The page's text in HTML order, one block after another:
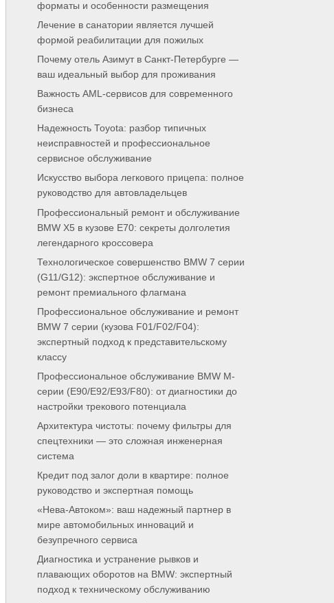
форматы и особенности размещения
Лечение в санатории является лучшей
формой реабилитации для пожилых
Почему отель Азимут в Санкт-Петербурге —
ваш идеальный выбор для проживания
Важность AML-сервисов для современного
бизнеса
Надежность Toyota: разбор типичных
неисправностей и профессиональное
сервисное обслуживание
Искусство выбора легкового прицепа: полное
руководство для автовладельцев
Профессиональный ремонт и обслуживание
BMW X5 в кузове E70: секреты долголетия
легендарного кроссовера
Технологическое совершенство BMW 7 серии
(G11/G12): экспертное обслуживание и
ремонт премиального флагмана
Профессиональное обслуживание и ремонт
BMW 7 серии (кузова F01/F02/F04):
экспертный подход к представительскому
классу
Профессиональное обслуживание BMW M-
серии (E90/E92/E93/F80): от диагностики до
настройки трекового потенциала
Архитектура чистоты: почему фильтры для
спецтехники — это сложная инженерная
система
Кредит под залог доли в квартире: полное
руководство и экспертная помощь
«Нева-Автоком»: ваш надежный партнер в
мире автомобильных инноваций и
безупречного сервиса
Диагностика и устранение рывков и
плавающих оборотов на BMW: экспертный
подход к техническому обслуживанию